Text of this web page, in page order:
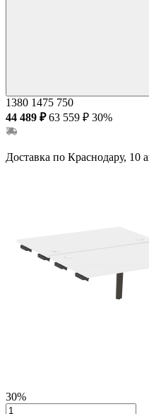
1380 1475 750
44 489 ₽ 63 559 ₽ 30%
Доставка по Краснодару, 10
30%